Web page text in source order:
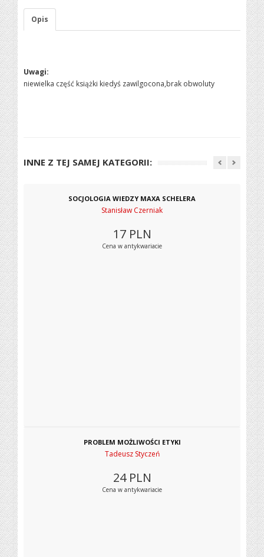
Opis
Uwagi:
niewielka część książki kiedyś zawilgocona,brak obwoluty
INNE Z TEJ SAMEJ KATEGORII:
SOCJOLOGIA WIEDZY MAXA SCHELERA
Stanisław Czerniak
17 PLN
Cena w antykwariacie
PROBLEM MOŻLIWOŚCI ETYKI
Tadeusz Styczeń
24 PLN
Cena w antykwariacie